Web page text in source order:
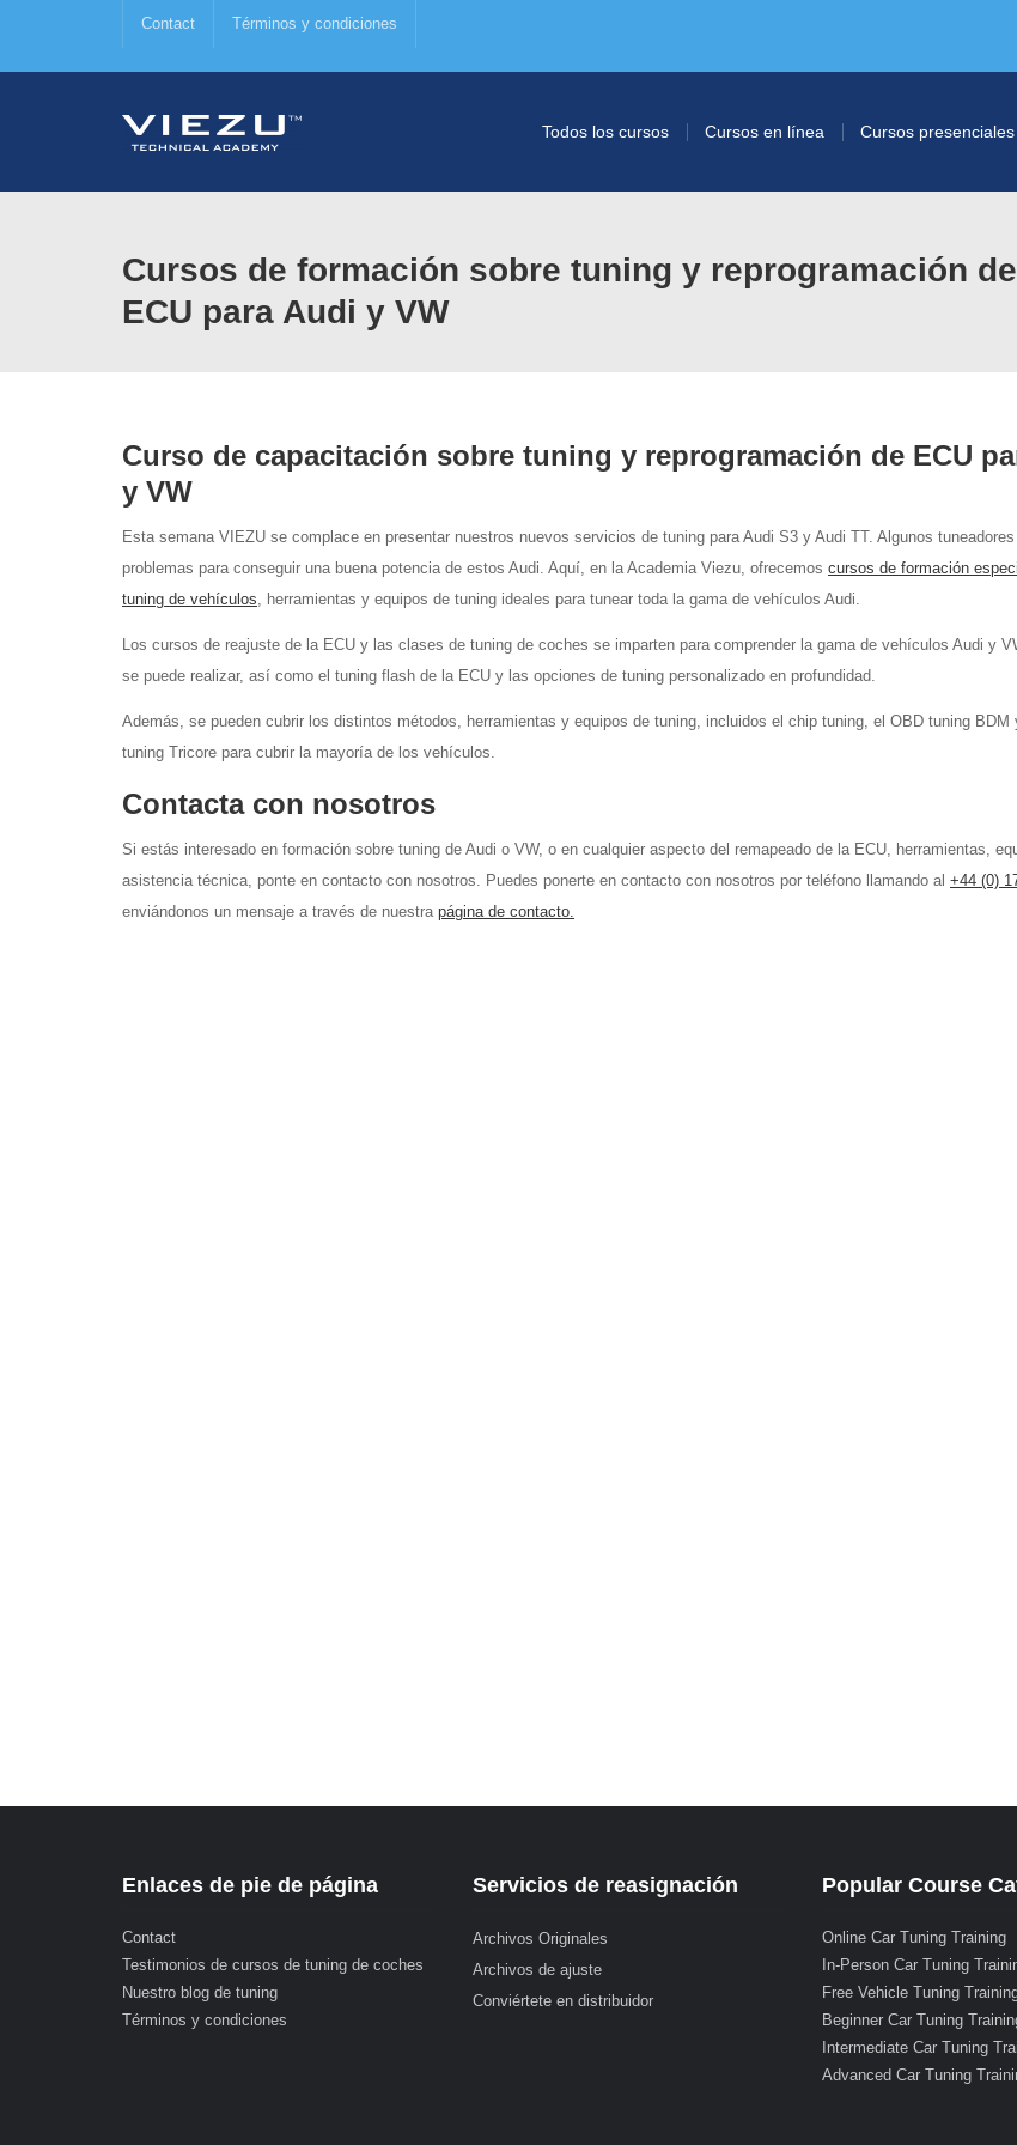
Contact Términos y condiciones
Todos los cursos Cursos en línea Cursos presenciales
Cursos de formación sobre tuning y reprogramación de
ECU para Audi y VW
Curso de capacitación sobre tuning y reprogramación de ECU
y VW
Esta semana VIEZU se complace en presentar nuestros nuevos servicios de tuning para Audi S3 y Audi TT. Algunos
problemas para conseguir una buena potencia de estos Audi. Aquí, en la Academia Viezu, ofrecemos cursos de formación
tuning de vehículos, herramientas y equipos de tuning ideales para tunear toda la gama de vehículos Audi.
Los cursos de reajuste de la ECU y las clases de tuning de coches se imparten para comprender la gama de vehículos Audi y
se puede realizar, así como el tuning flash de la ECU y las opciones de tuning personalizado en profundidad.
Además, se pueden cubrir los distintos métodos, herramientas y equipos de tuning, incluidos el chip tuning, el OBD tuning
tuning Tricore para cubrir la mayoría de los vehículos.
Contacta con nosotros
Si estás interesado en formación sobre tuning de Audi o VW, o en cualquier aspecto del remapeado de la ECU, herramientas,
asistencia técnica, ponte en contacto con nosotros. Puedes ponerte en contacto con nosotros por teléfono llamando al +44 (0)
enviándonos un mensaje a través de nuestra página de contacto.
Enlaces de pie de página
Contact
Testimonios de cursos de tuning de coches
Nuestro blog de tuning
Términos y condiciones
Servicios de reasignación
Archivos Originales
Archivos de ajuste
Conviértete en distribuidor
Popular Course
Online Car Tuning Training
In-Person Car Tuning
Free Vehicle Tuning
Beginner Car Tuning
Intermediate Car Tuning
Advanced Car Tuning